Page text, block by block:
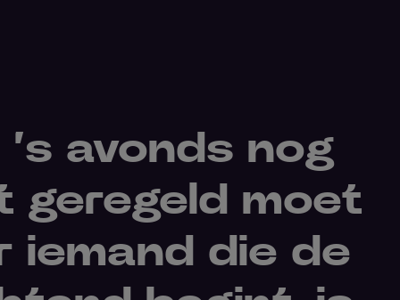
avonds nog
geregeld moet
iemand die de